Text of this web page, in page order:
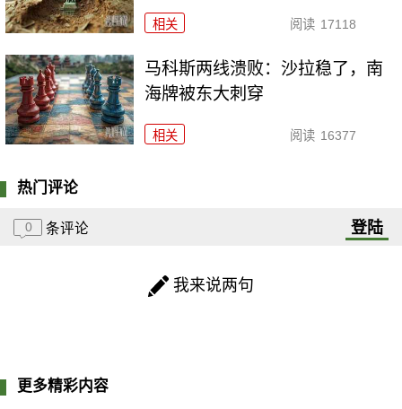
相关 阅读 17118
马科斯两线溃败：沙拉稳了，南
海牌被东大刺穿
相关 阅读 16377
热门评论
0 条评论 登陆
我来说两句
更多精彩内容